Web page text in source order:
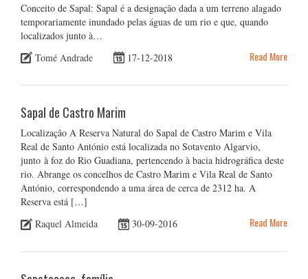
Conceito de Sapal: Sapal é a designação dada a um terreno alagado
temporariamente inundado pelas águas de um rio e que, quando
localizados junto à…
Tomé Andrade
17-12-2018 Read More
Sapal de Castro Marim
Localização A Reserva Natural do Sapal de Castro Marim e Vila
Real de Santo António está localizada no Sotavento Algarvio,
junto à foz do Rio Guadiana, pertencendo à bacia hidrográfica deste
rio. Abrange os concelhos de Castro Marim e Vila Real de Santo
António, correspondendo a uma área de cerca de 2312 ha. A
Reserva está […]
Raquel Almeida
30-09-2016 Read More